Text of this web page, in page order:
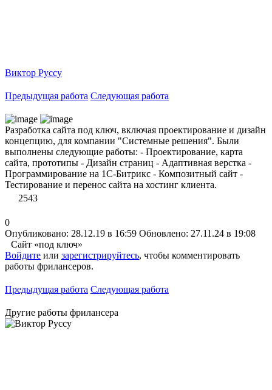
Виктор Руссу
Предыдущая работа Следующая работа
Разработка сайта под ключ, включая проектирование и дизайн
концепцию, для компании "Системные решения". Были
выполнены следующие работы: - Проектирование, карта
сайта, прототипы - Дизайн страниц - Адаптивная верстка -
Программирование на 1С-Битрикс - Композитный сайт -
Тестирование и перенос сайта на хостинг клиента.
2543
0
Опубликовано: 28.12.19 в 16:59 Обновлено: 27.11.24 в 19:08
Сайт «под ключ»
Войдите или зарегистрируйтесь, чтобы комментировать
работы фрилансеров.
Предыдущая работа Следующая работа
Другие работы фрилансера